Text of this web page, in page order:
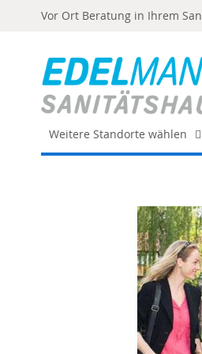
Vor Ort Beratung in Ihrem
Weitere Standorte wählen